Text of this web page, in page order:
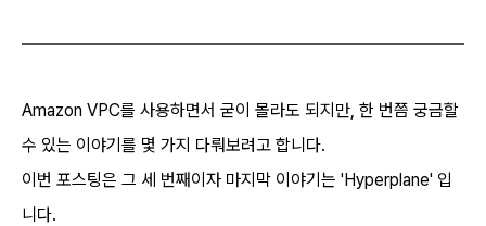
Amazon VPC를 사용하면서 굳이 몰라도 되지만, 한 번쯤 궁금할
수 있는 이야기를 몇 가지 다뤄보려고 합니다.
이번 포스팅은 그 세 번째이자 마지막 이야기는 'Hyperplane' 입
니다.